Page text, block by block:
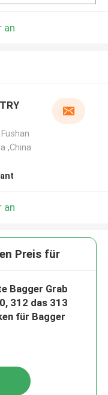
an
,China
an
Preis für
Bagger Grab
312 das 313
für Bagger